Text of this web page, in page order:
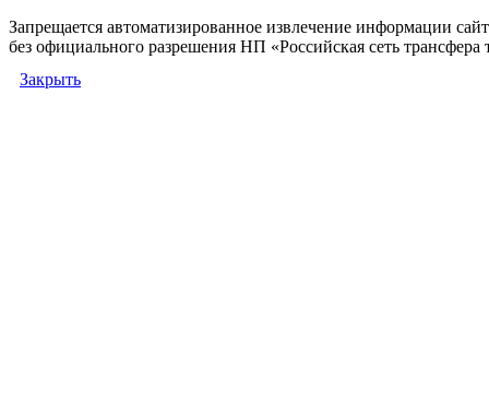
Запрещается автоматизированное извлечение информации
без официального разрешения НП «Российская сеть трансфера
Закрыть